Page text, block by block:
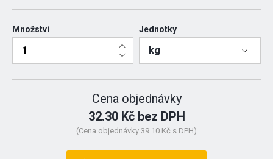
Množství Jednotky
kg
Cena objednávky
32.30 Kč bez DPH
(Cena objednávky 39.10 Kč s DPH)